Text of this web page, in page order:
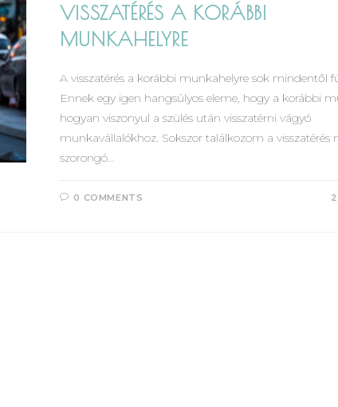
VISSZATÉRÉS A KORÁBBI
MUNKAHELYRE
A visszatérés a korábbi munkahelyre sok mindentől
Ennek egy igen hangsúlyos eleme, hogy a korábbi
hogyan viszonyul a szülés után visszatérni vágyó
munkavállalókhoz. Sokszor találkozom a visszatérés
szorongó…
0 COMMENTS